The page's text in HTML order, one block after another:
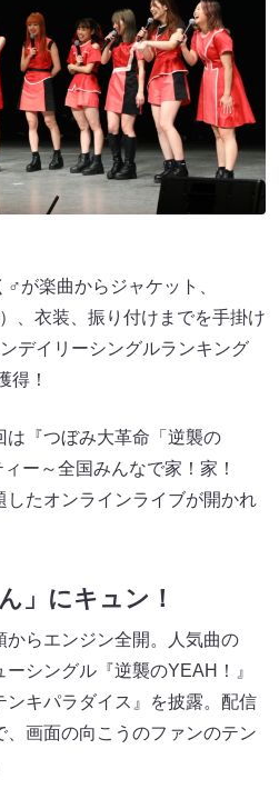
が楽曲からジャケット、
、衣装、振り付けまでを手掛け
デイリーシングルランキング
得！
は『つぼみ大革命「逆襲の
ー～全国みんなで家！家！
たオンラインライブが開かれ
」にキュン！
からエンジン全開。人気曲の
ーシングル『逆襲のYEAH！』
ンキパラダイス』を披露。配信
、画面の向こうのファンのテン